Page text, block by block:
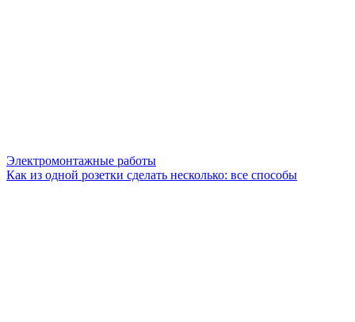
Электромонтажные работы
Как из одной розетки сделать несколько: все способы